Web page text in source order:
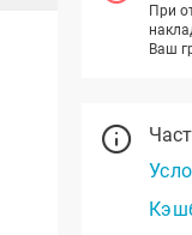
При
Ваш